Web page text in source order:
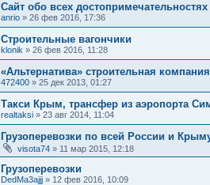
Сайт обо всех
anrio » 26 фев 2016, 17:36
Строительные вагончики
klonik » 26 фев 2016, 11:28
«Альтернатива» строительная
472400 » 25 дек 2013, 01:27
Такси Крым, трансфер из аэропорта
realtaksi » 23 авг 2014, 11:04
Грузоперевозки по всей России и
visota74 » 11 мар 2015, 12:18
Грузоперевозки
DedMa3ajjj » 12 фев 2016, 10:09